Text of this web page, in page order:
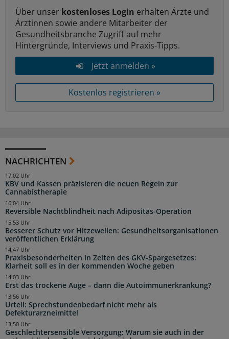
Über unser kostenloses Login erhalten Ärzte und
Ärztinnen sowie andere Mitarbeiter der
Gesundheitsbranche Zugriff auf mehr
Hintergründe, Interviews und Praxis-Tipps.
Jetzt anmelden »
Kostenlos registrieren »
NACHRICHTEN
KBV und Kassen präzisieren die neuen Regeln zur
Cannabistherapie
17:02 Uhr
Reversible Nachtblindheit nach Adipositas-Operation
16:04 Uhr
Besserer Schutz vor Hitzewellen: Gesundheitsorganisationen
veröffentlichen Erklärung
15:53 Uhr
Praxisbesonderheiten in Zeiten des GKV-Spargesetzes:
Klarheit soll es in der kommenden Woche geben
14:47 Uhr
Erst das trockene Auge – dann die Autoimmunerkrankung?
14:03 Uhr
Urteil: Sprechstundenbedarf nicht mehr als
Defekturarzneimittel
13:56 Uhr
Geschlechtersensible Versorgung: Warum sie auch in der
13:50 Uhr